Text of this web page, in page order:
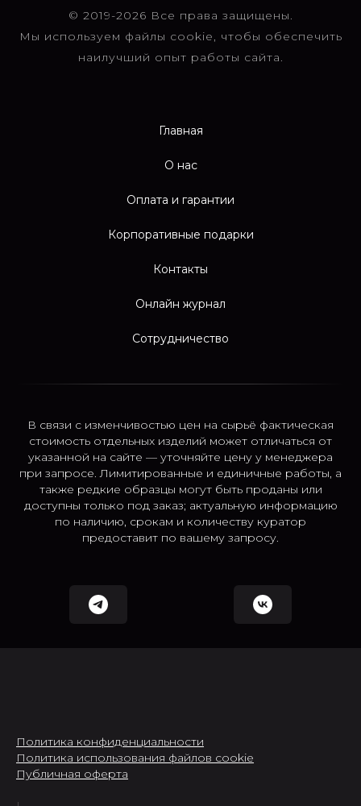
© 2019-2026 Все права защищены.
Мы используем файлы cookie, чтобы обеспечить
наилучший опыт работы сайта.
Главная
О нас
Оплата и гарантии
Корпоративные подарки
Контакты
Онлайн журнал
Сотрудничество
В связи с изменчивостью цен на сырьё фактическая
стоимость отдельных изделий может отличаться от
указанной на сайте — уточняйте цену у менеджера
при запросе. Лимитированные и единичные работы, а
также редкие образцы могут быть проданы или
доступны только под заказ; актуальную информацию
по наличию, срокам и количеству куратор
предоставит по вашему запросу.
Политика конфиденциальности
Политика использования файлов cookie
Публичная оферта